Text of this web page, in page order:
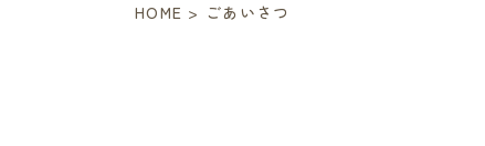
HOME > ごあいさつ